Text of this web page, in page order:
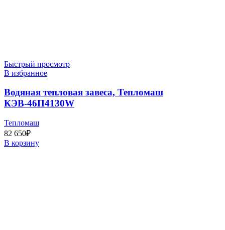
Быстрый просмотр
В избранное
Водяная тепловая завеса, Тепломаш
КЭВ-46П4130W
Тепломаш
82 650₽
В корзину